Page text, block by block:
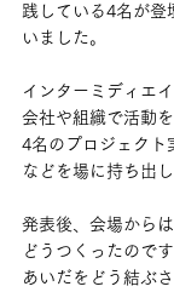
践している4名が登
いました。
インターミディエ
会社や組織で活動
4名のプロジェクト
などを場に持ち出
発表後、会場から
どうつくったので
あいだをどう結ぶ